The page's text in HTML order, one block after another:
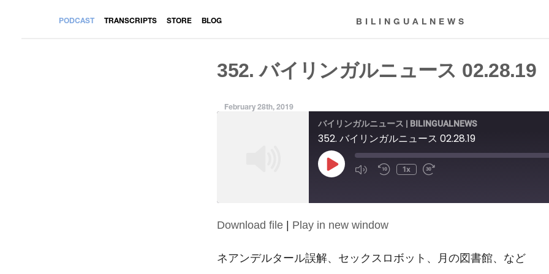
PODCAST TRANSCRIPTS STORE BLOG BILINGUALNEWS
352. バイリンガルニュース 02.28.19
February 28th, 2019
バイリンガルニュース | BILINGUALNEWS
352. バイリンガルニュース 02.28.19
Play
Episode
1x
SHARE
LINK
Download file | Play in new window
ネアンデルタール誤解、セックスロボット、月の図書館、など